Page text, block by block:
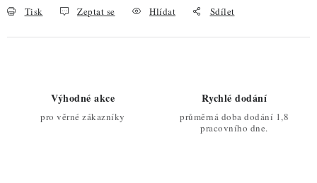
Tisk Zeptat se Hlídat Sdílet
Výhodné akce
pro věrné zákazníky
Rychlé dodání
průměrná doba dodání 1,8
pracovního dne.